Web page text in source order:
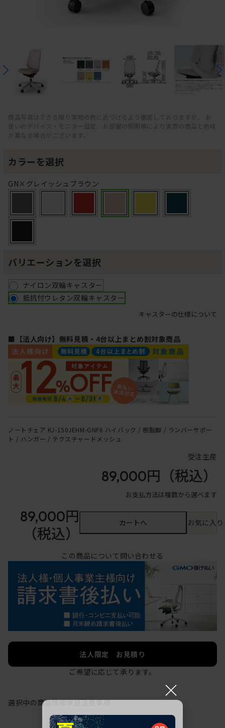
商品写真はできる限り実物の色に近づけるよう徹底しておりますが、 お
使いのデバイス・モニター設定、お部屋の照明等により実際の商品と色味
が異なる場合がございます。
カラーを選択
GN×グレイッシュブラウン
バリエーションを選択
ナイロン双輪キャスター
抵抗付ウレタン双輪キャスター
キャスターの仕様について
■【法人向け】無料見積・4台以上まとめ割対象商品
ノートチェア KJ-150JEHM-GNF6 ハイバック / 樹脂脚 / ランバーサポー
ト / ハンガー / テクスチャードメッシュ
受注生産
89,000円 （税込）
お支払方法は複数から選べます
89,000円
（税込）
カートへ お気に入
この商品について問い合わせる
法人限定 お見積り
ご希望に応じて承ります。
選択中の商品情報保証注意事項
×